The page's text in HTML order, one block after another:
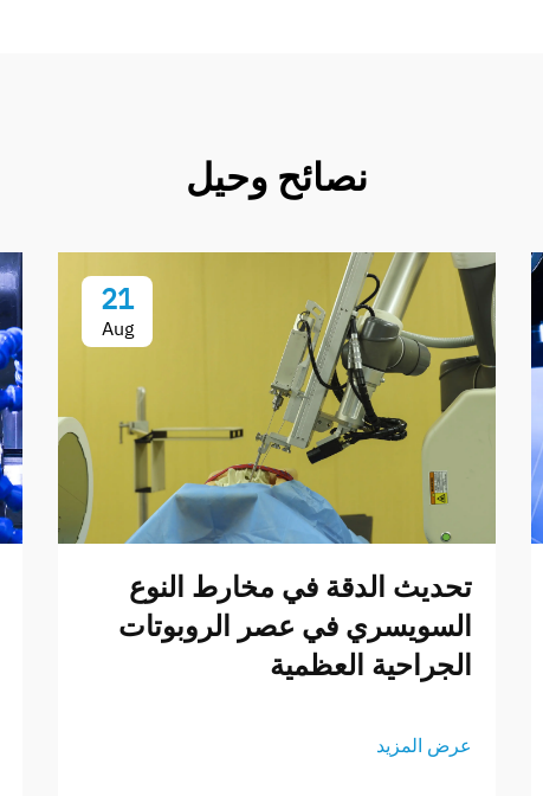
نصائح وحيل
21
Aug
تحديث الدقة في مخارط النوع
السويسري في عصر الروبوتات
الجراحية العظمية
عرض المزيد